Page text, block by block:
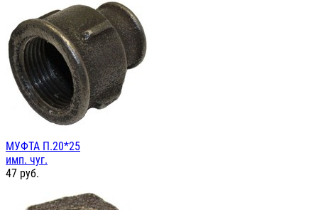
МУФТА П.20*25
имп. чуг.
47 руб.